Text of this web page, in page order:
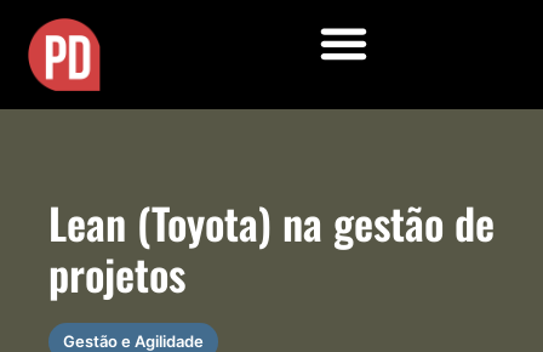
Lean (Toyota) na gestão de
projetos
Gestão e Agilidade